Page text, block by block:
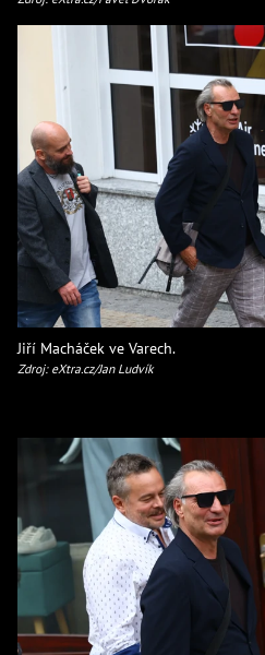
Jiří Macháček ve Varech.
Zdroj: eXtra.cz/Jan Ludvík